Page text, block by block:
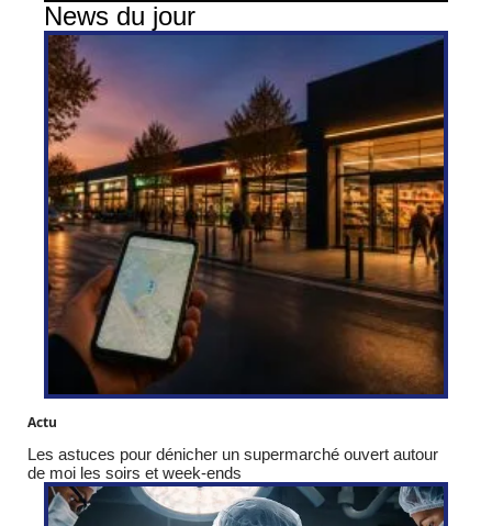
News du jour
Actu
Les astuces pour dénicher un supermarché ouvert autour
de moi les soirs et week-ends